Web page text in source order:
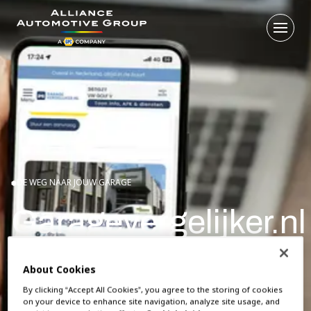
Ga naar de homepagina
Garagevergelijker.nl
DE WEG NAAR JOUW GARAGE
Consumenten boeken razendsnel via Google, website
vermelding op Garagevergelijker.nl heeft jouw garage
About Cookies
By clicking “Accept All Cookies”, you agree to the storing of cookies
on your device to enhance site navigation, analyze site usage, and